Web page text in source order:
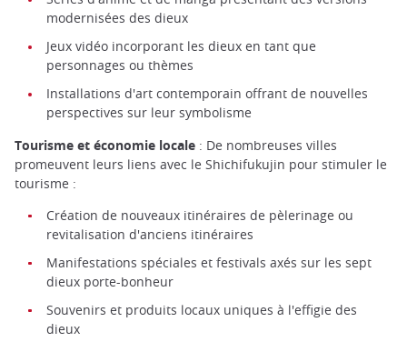
modernisées des dieux
Jeux vidéo incorporant les dieux en tant que
personnages ou thèmes
Installations d'art contemporain offrant de nouvelles
perspectives sur leur symbolisme
Tourisme et économie locale : De nombreuses villes
promeuvent leurs liens avec le Shichifukujin pour stimuler le
tourisme :
Création de nouveaux itinéraires de pèlerinage ou
revitalisation d'anciens itinéraires
Manifestations spéciales et festivals axés sur les sept
dieux porte-bonheur
Souvenirs et produits locaux uniques à l'effigie des
dieux